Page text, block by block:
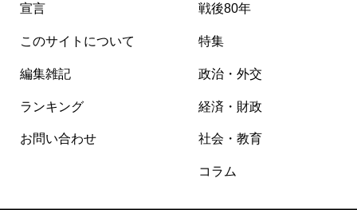
宣言
このサイトについて
編集雑記
ランキング
お問い合わせ
戦後80年
特集
政治・外交
経済・財政
社会・教育
コラム